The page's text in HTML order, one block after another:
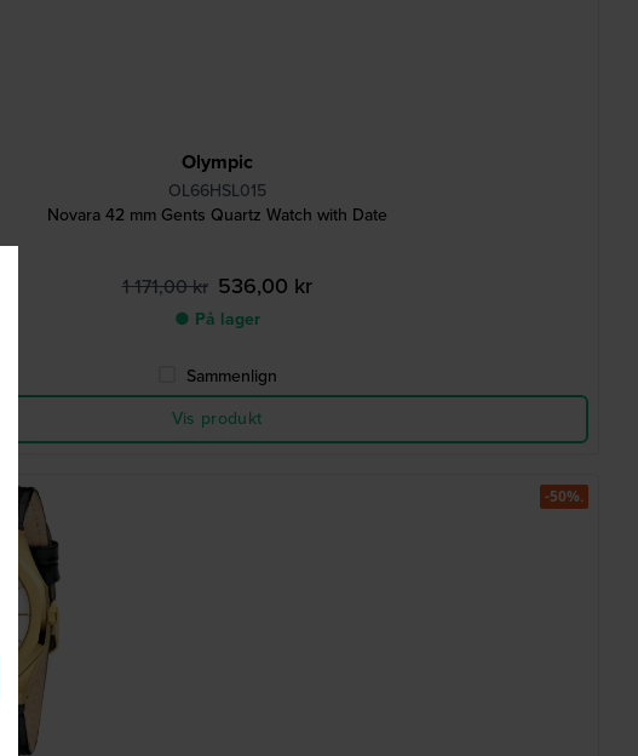
Olympic
OL66HSL015
Novara 42 mm Gents Quartz Watch with Date
1 171,00 kr 536,00 kr
● På lager
Sammenlign
Vis produkt
-50%.